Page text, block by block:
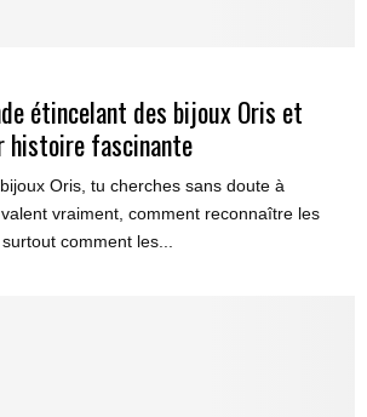
étincelant des bijoux Oris et
histoire fascinante
Oris, tu cherches sans doute à
vraiment, comment reconnaître les
comment les...